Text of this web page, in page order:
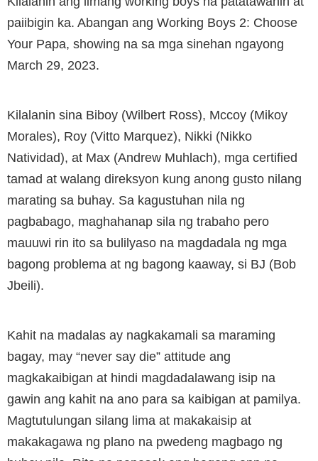
paiibigin ka. Abangan ang Working Boys 2: Choose
Your Papa, showing na sa mga sinehan ngayong
March 29, 2023.
Kilalanin sina Biboy (Wilbert Ross), Mccoy (Mikoy
Morales), Roy (Vitto Marquez), Nikki (Nikko
Natividad), at Max (Andrew Muhlach), mga certified
tamad at walang direksyon kung anong gusto nilang
marating sa buhay. Sa kagustuhan nila ng
pagbabago, maghahanap sila ng trabaho pero
mauuwi rin ito sa bulilyaso na magdadala ng mga
bagong problema at ng bagong kaaway, si BJ (Bob
Jbeili).
Kahit na madalas ay nagkakamali sa maraming
bagay, may “never say die” attitude ang
magkakaibigan at hindi magdadalawang isip na
gawin ang kahit na ano para sa kaibigan at pamilya.
Magtutulungan silang lima at makakaisip at
makakagawa ng plano na pwedeng magbago ng